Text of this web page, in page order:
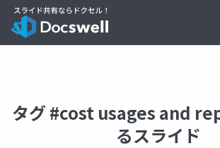
タグ #cost usages and
るスライド